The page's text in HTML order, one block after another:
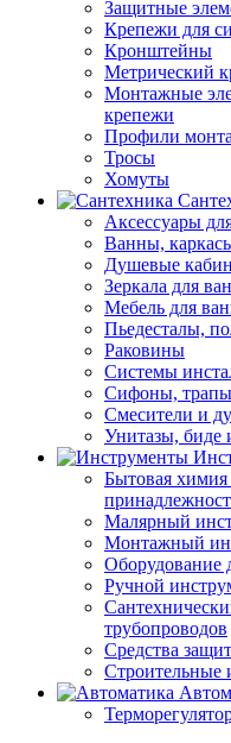
Защитные
Крепежи для
Кронштейны
Метрический
Монтажные
крепежи
Профили
Тросы
Хомуты
Аксессуары
Ванны,
Душевые
Зеркала для
Мебель для
Пьедесталы,
Раковины
Системы
Сифоны,
Смесители и
Унитазы, биде
Бытовая химия
Малярный
Монтажный
Оборудование
Ручной
трубопроводов
Средства
Строительные